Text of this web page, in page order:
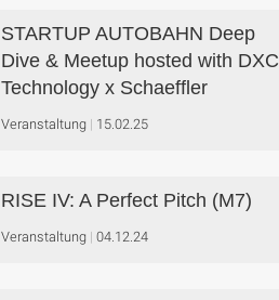
STARTUP AUTOBAHN Deep
Dive & Meetup hosted with DXC
Technology x Schaeffler
Veranstaltung 15.02.25
RISE IV: A Perfect Pitch (M7)
Veranstaltung 04.12.24